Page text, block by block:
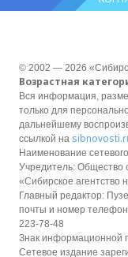
© 2002 — 2026
Возрастная
Вся информация,
только для
дальнейшему
ссылкой на
Наименование
Учредитель: Общество
«Сибирское агентство
Главный редактор:
почты и номер
223-78-48
Знак информационной
Сетевое издание